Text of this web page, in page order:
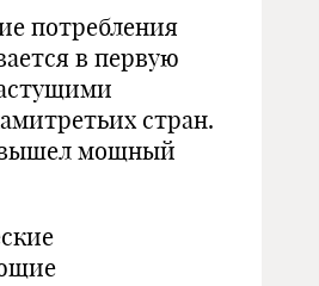
потребления
в первую
стран.
мощный